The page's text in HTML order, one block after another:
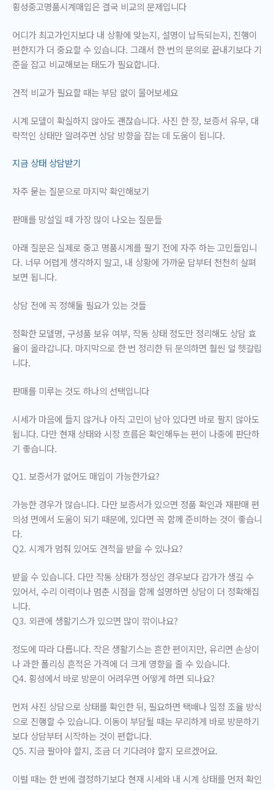
횡성중고명품시계매입은 결국 비교의 문제입니다
어디가 최고가인지보다 내 상황에 맞는지, 설명이 납득되는지, 진행이
편한지가 더 중요할 수 있습니다. 그래서 한 번의 문의로 끝내기보다 기
준을 잡고 비교해보는 태도가 필요합니다.
견적 비교가 필요할 때는 부담 없이 물어보세요
시계 모델이 확실하지 않아도 괜찮습니다. 사진 한 장, 보증서 유무, 대
략적인 상태만 알려주면 상담 방향을 잡는 데 도움이 됩니다.
지금 상태 상담받기
자주 묻는 질문으로 마지막 확인해보기
판매를 망설일 때 가장 많이 나오는 질문들
아래 질문은 실제로 중고 명품시계를 팔기 전에 자주 하는 고민들입니
다. 너무 어렵게 생각하지 말고, 내 상황에 가까운 답부터 천천히 살펴
보면 됩니다.
상담 전에 꼭 정해둘 필요가 있는 것들
정확한 모델명, 구성품 보유 여부, 작동 상태 정도만 정리해도 상담 효
율이 올라갑니다. 마지막으로 한 번 정리한 뒤 문의하면 훨씬 덜 헷갈립
니다.
판매를 미루는 것도 하나의 선택입니다
시세가 마음에 들지 않거나 아직 고민이 남아 있다면 바로 팔지 않아도
됩니다. 다만 현재 상태와 시장 흐름은 확인해두는 편이 나중에 판단하
기 좋습니다.
Q1. 보증서가 없어도 매입이 가능한가요?
가능한 경우가 많습니다. 다만 보증서가 있으면 정품 확인과 재판매 편
의성 면에서 도움이 되기 때문에, 있다면 꼭 함께 준비하는 것이 좋습니
다.
Q2. 시계가 멈춰 있어도 견적을 받을 수 있나요?
받을 수 있습니다. 다만 작동 상태가 정상인 경우보다 감가가 생길 수
있어서, 수리 이력이나 멈춘 시점을 함께 설명하면 상담이 더 정확해집
니다.
Q3. 외관에 생활기스가 있으면 많이 깎이나요?
정도에 따라 다릅니다. 작은 생활기스는 흔한 편이지만, 유리면 손상이
나 과한 폴리싱 흔적은 가격에 더 크게 영향을 줄 수 있습니다.
Q4. 횡성에서 바로 방문이 어려우면 어떻게 하면 되나요?
먼저 사진 상담으로 상태를 확인한 뒤, 필요하면 택배나 일정 조율 방식
으로 진행할 수 있습니다. 이동이 부담될 때는 무리하게 바로 방문하기
보다 상담부터 시작하는 것이 편합니다.
Q5. 지금 팔아야 할지, 조금 더 기다려야 할지 모르겠어요.
이럴 때는 한 번에 결정하기보다 현재 시세와 내 시계 상태를 먼저 확인